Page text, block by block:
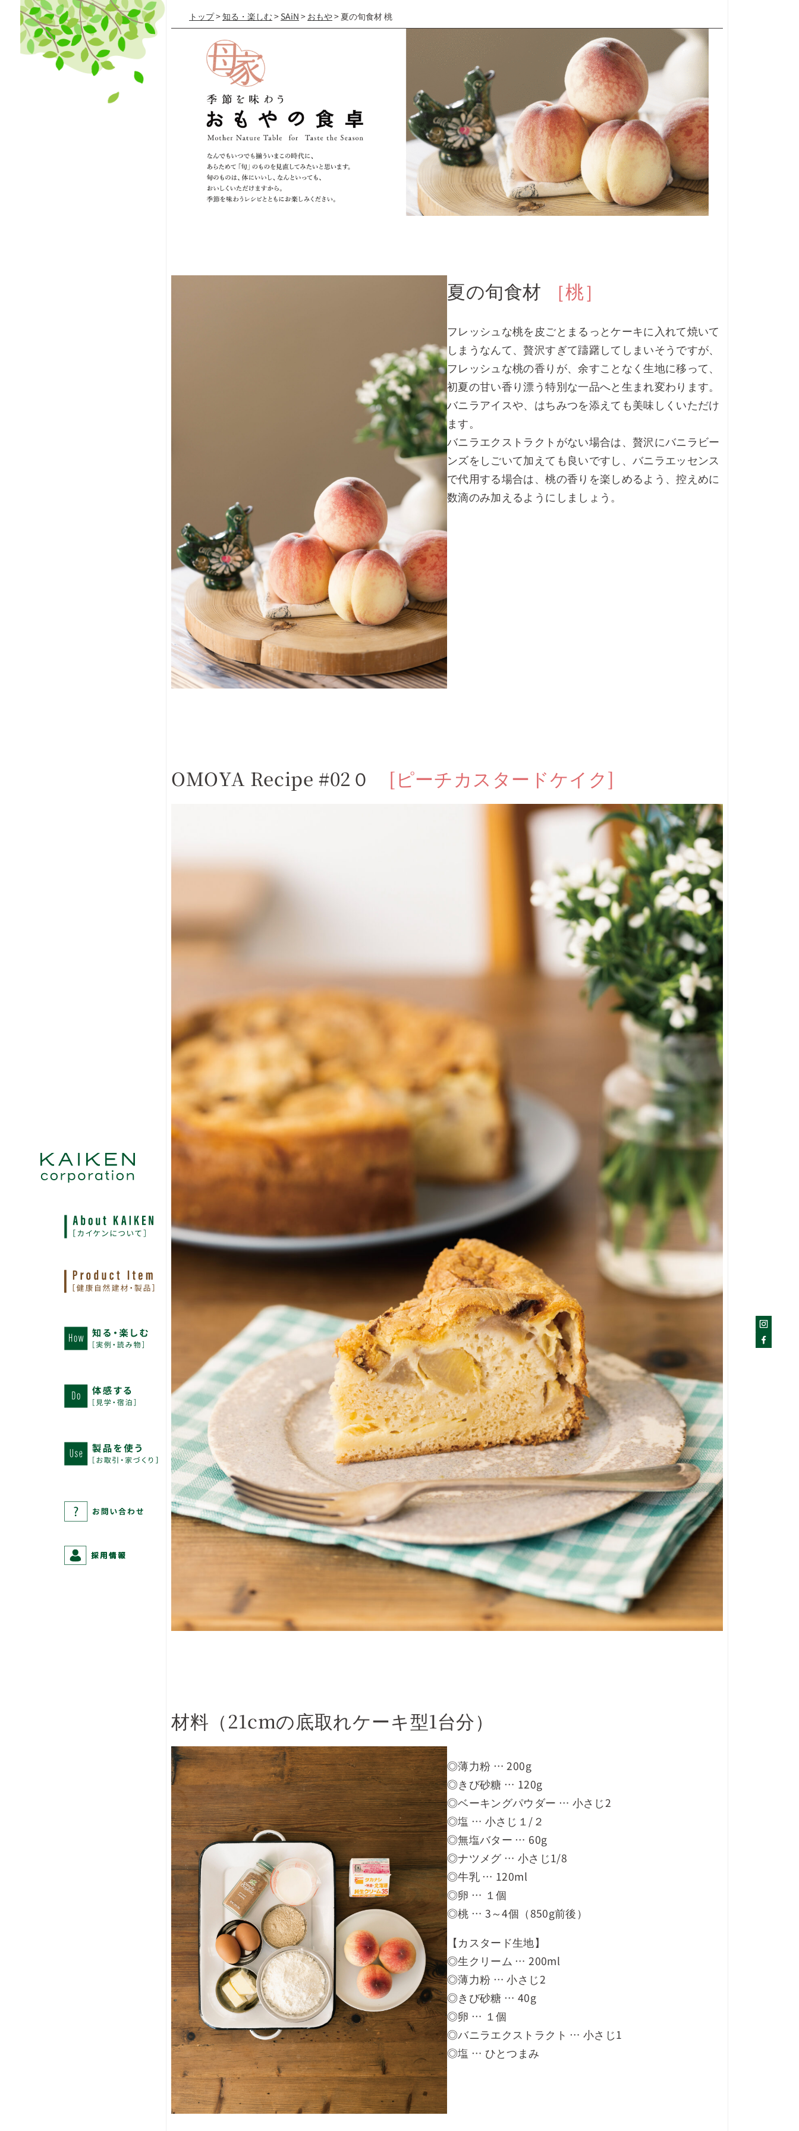
トップ>知る・楽しむ> SAiN > おもや> 夏の旬食材 桃
夏の旬食材 ［桃］
フレッシュな桃を皮ごとまるっとケーキに入れて焼いて
しまうなんて、贅沢すぎて躊躇してしまいそうですが、
フレッシュな桃の香りが、余すことなく生地に移って、
初夏の甘い香り漂う特別な一品へと生まれ変わります。
バニラアイスや、はちみつを添えても美味しくいただけ
ます。
バニラエクストラクトがない場合は、贅沢にバニラビー
ンズをしごいて加えても良いですし、バニラエッセンス
で代用する場合は、桃の香りを楽しめるよう、控えめに
数滴のみ加えるようにしましょう。
OMOYA Recipe #02０ [ピーチカスタードケイク]
材料（21cmの底取れケーキ型1台分）
◎薄力粉 … 200g
◎きび砂糖 … 120g
◎ベーキングパウダー … 小さじ2
◎塩 … 小さじ１/２
◎無塩バター … 60g
◎ナツメグ … 小さじ1/8
◎牛乳 … 120ml
◎卵 … １個
◎桃 … 3～4個（850g前後）
【カスタード生地】
◎生クリーム … 200ml
◎薄力粉 … 小さじ2
◎きび砂糖 … 40g
◎卵 … １個
◎バニラエクストラクト … 小さじ1
◎塩 … ひとつまみ